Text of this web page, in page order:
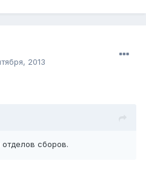
2013
отделов сборов.